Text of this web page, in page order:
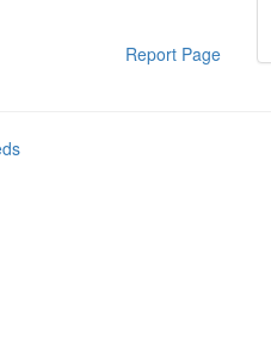
Report Page